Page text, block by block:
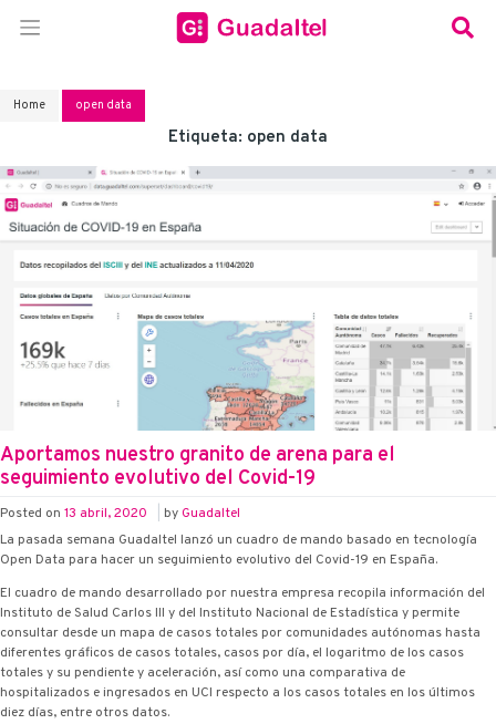
Home open data
Etiqueta: open data
Aportamos nuestro granito de arena para el
seguimiento evolutivo del Covid-19
Posted on 13 abril, 2020 by Guadaltel
La pasada semana Guadaltel lanzó un cuadro de mando basado en tecnología
Open Data para hacer un seguimiento evolutivo del Covid-19 en España.
El cuadro de mando desarrollado por nuestra empresa recopila información del
Instituto de Salud Carlos III y del Instituto Nacional de Estadística y permite
consultar desde un mapa de casos totales por comunidades autónomas hasta
diferentes gráficos de casos totales, casos por día, el logaritmo de los casos
totales y su pendiente y aceleración, así como una comparativa de
hospitalizados e ingresados en UCI respecto a los casos totales en los últimos
diez días, entre otros datos.